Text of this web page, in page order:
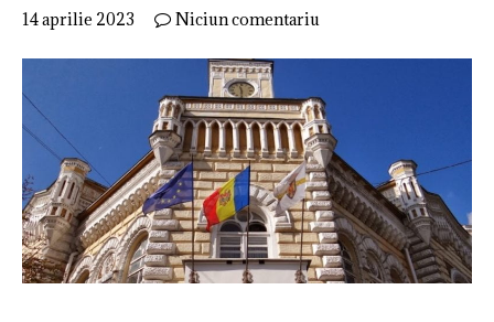
14 aprilie 2023 Niciun comentariu